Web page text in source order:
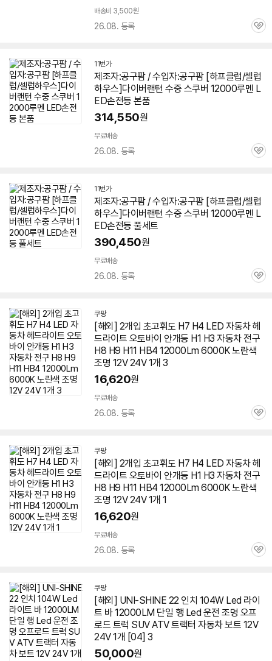
배송비 3,500원
26.08. 등록
관
11번가
제조자:공구팜 / 수입자:공구팜 [하프클럽/셀럽
하우스]다이버랜턴 수중 스쿠버 12000루멘 L
ED손전등 본품
314,550원
무료배송
26.08. 등록
관
11번가
제조자:공구팜 / 수입자:공구팜 [하프클럽/셀럽
하우스]다이버랜턴 수중 스쿠버 12000루멘 L
ED손전등 풀세트
390,450원
무료배송
26.08. 등록
관
쿠팡
[해외] 2개입 초고휘도 H7 H4 LED 자동차 헤
드라이트 오토바이 안개등 H1 H3 자동차 전구
H8 H9 H11 HB4 12000Lm 6000K 노란색
조명 12V 24V 1개 3
16,620원
무료배송
26.08. 등록
관
쿠팡
[해외] 2개입 초고휘도 H7 H4 LED 자동차 헤
드라이트 오토바이 안개등 H1 H3 자동차 전구
H8 H9 H11 HB4 12000Lm 6000K 노란색
조명 12V 24V 1개 1
16,620원
무료배송
26.08. 등록
관
쿠팡
[해외] UNI-SHINE 22 인치 104W Led 라이
트 바 12000LM 단일 행 Led 운전 조명 오프
로드 트럭 SUV ATV 트랙터 자동차 보트 12V
24V 1개 [04] 3
50,000원